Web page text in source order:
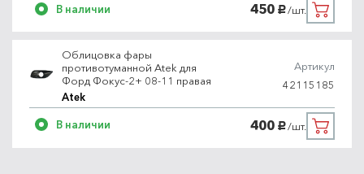
В наличии 450 руб./шт.
Облицовка фары
противотуманной Atek для
Форд Фокус-2+ 08-11 правая
Atek
Артикул
42115185
В наличии 400 руб./шт.